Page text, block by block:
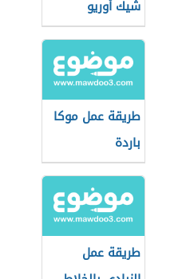
شيك أوريو
طريقة عمل موكا
باردة
طريقة عمل